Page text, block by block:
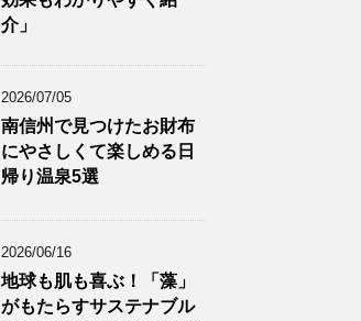
介」
2026/07/05
南信州で見つけたお財布
にやさしくて楽しめる日
帰り温泉5選
2026/06/16
地球も肌も喜ぶ！「藻」
がもたらすサステナブル